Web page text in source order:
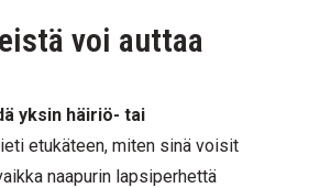
voi auttaa
yksin häiriö- tai
etukäteen, miten sinä voisit
naapurin lapsiperhettä